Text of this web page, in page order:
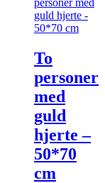
To
personer
med
guld
hjerte –
50*70
cm